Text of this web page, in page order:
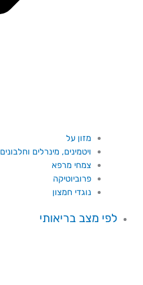
מזון על
ויטמינים, מינרלים וחלבונים
צמחי מרפא
פרוביוטיקה
נוגדי חמצון
לפי מצב בריאותי